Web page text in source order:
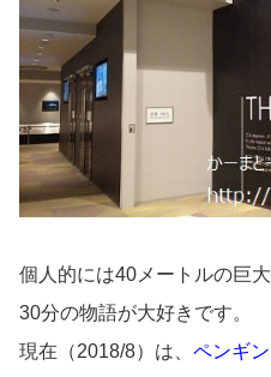
個人的には40メートルの巨
30分の物語が大好きです。
現在（2018/8）は、 ペンギン